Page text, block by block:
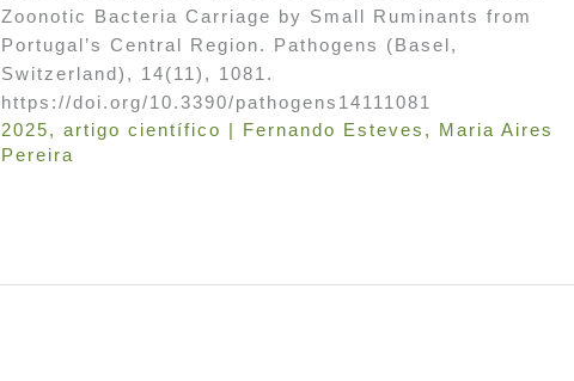
Zoonotic Bacteria Carriage by Small Ruminants from
Portugal’s Central Region. Pathogens (Basel,
Switzerland), 14(11), 1081.
https://doi.org/10.3390/pathogens14111081
2025,artigo científico | Fernando Esteves , Maria Aires
Pereira